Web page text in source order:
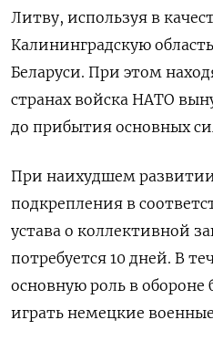
Литву, используя в
Калининградскую
Беларуси. При этом
странах войска НАТО
до прибытия основных
При наихудшем
подкрепления в
устава о коллективной
потребуется 10 дней. В
основную роль в обороне
играть немецкие